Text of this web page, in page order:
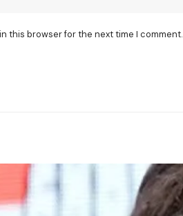
this browser for the next time I comment.